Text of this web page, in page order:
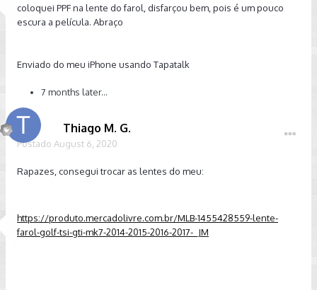
coloquei PPF na lente do farol, disfarçou bem, pois é um pouco
escura a película. Abraço
Enviado do meu iPhone usando Tapatalk
7 months later...
Thiago M. G.
Postado August 6, 2020
Rapazes, consegui trocar as lentes do meu:
https://produto.mercadolivre.com.br/MLB-1455428559-lente-
farol-golf-tsi-gti-mk7-2014-2015-2016-2017-_JM